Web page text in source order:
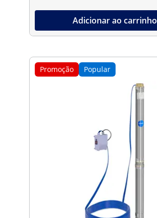
Adicionar ao carrinho
Promoção Popular